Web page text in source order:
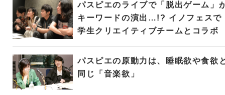
パスピエのライブで「脱出ゲーム」
キーワードの演出…!? イノフェスで
学生クリエイティブチームとコラボ
パスピエの原動力は、睡眠欲や食欲
同じ「音楽欲」